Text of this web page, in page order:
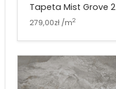
Tapeta Mist Grove 2
279,00zł /m2